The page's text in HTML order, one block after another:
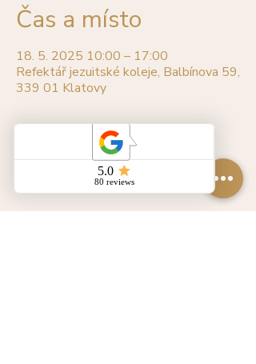
Čas a místo
18. 5. 2025 10:00 – 17:00
Refektář jezuitské koleje, Balbínova 59,
339 01 Klatovy
O události